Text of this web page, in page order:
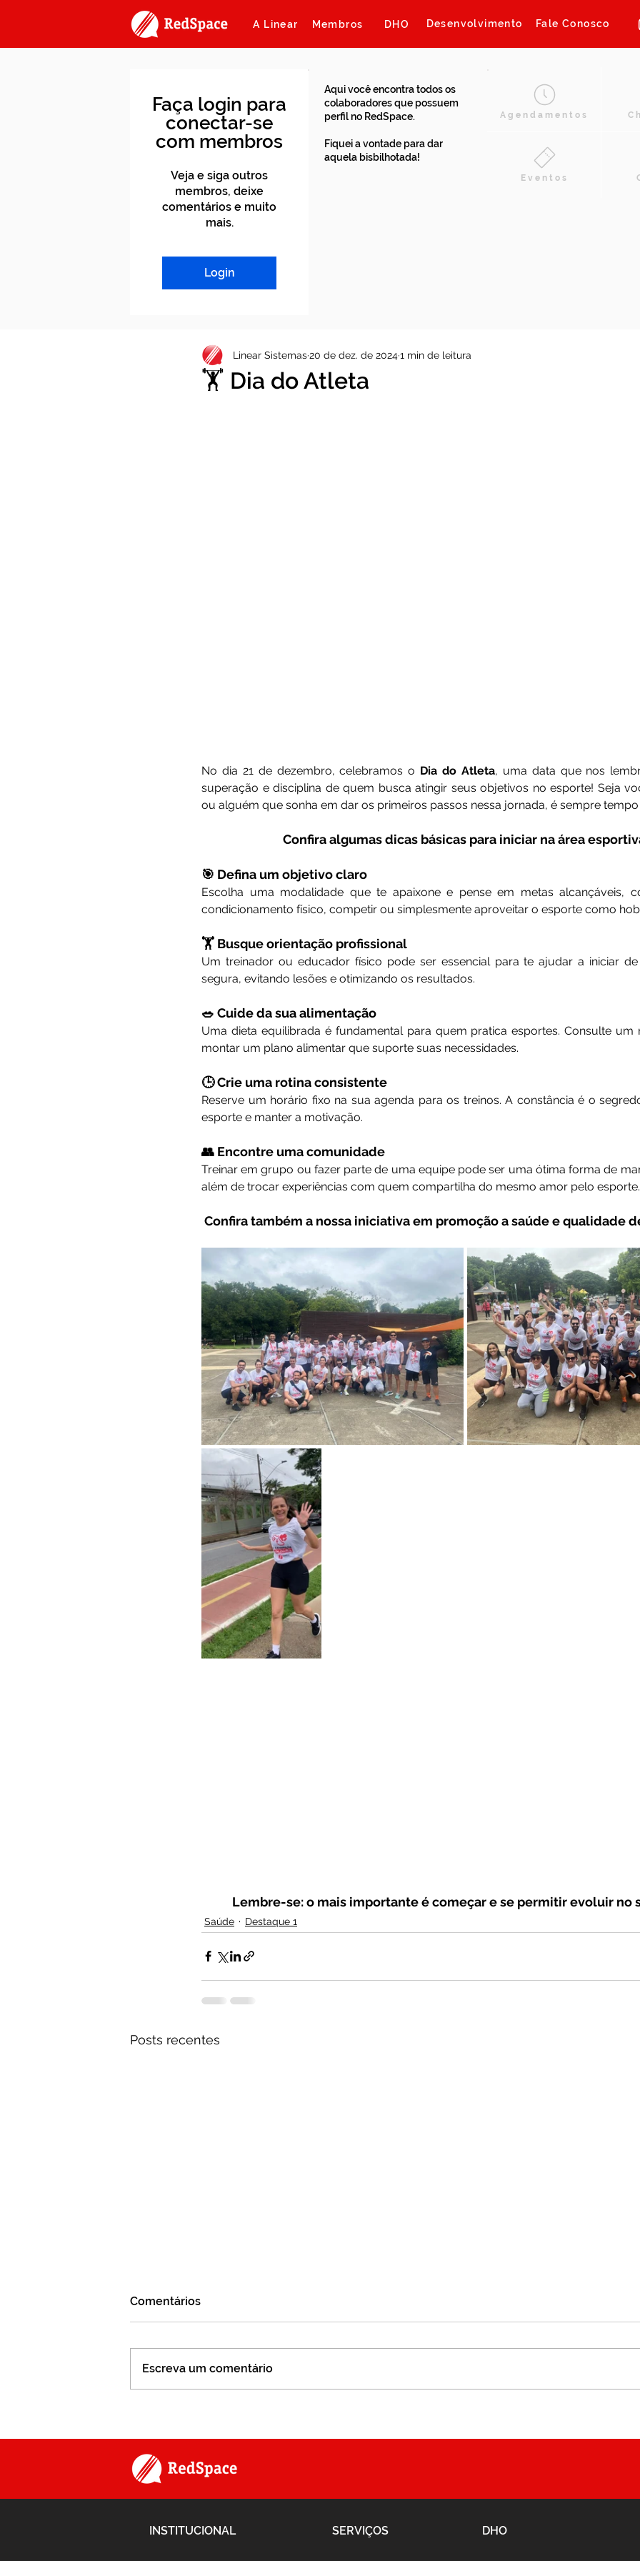
A Linear Membros DHO Desenvolvimento Fale Conosco
Faça login para
conectar-se
com membros
Veja e siga outros
membros, deixe
comentários e muito
mais.
Login
Aqui você encontra todos os
colaboradores que possuem
perfil no RedSpace.
Fiquei a vontade para dar
aquela bisbilhotada!
Agendamentos
Eventos
🏋️ Dia do Atleta
Linear Sistemas20 de dez. de 20241 min de leitura
No dia 21 de dezembro, celebramos o Dia do Atleta, uma data que nos
superação e disciplina de quem busca atingir seus objetivos no esporte! Seja
ou alguém que sonha em dar os primeiros passos nessa jornada, é sempre
Confira algumas dicas básicas para iniciar na área
🎯 Defina um objetivo claro
Escolha uma modalidade que te apaixone e pense em metas alcançáveis,
condicionamento físico, competir ou simplesmente aproveitar o esporte como
🏋️ Busque orientação profissional
Um treinador ou educador físico pode ser essencial para te ajudar a iniciar
segura, evitando lesões e otimizando os resultados.
🥗 Cuide da sua alimentação
Uma dieta equilibrada é fundamental para quem pratica esportes. Consulte um
montar um plano alimentar que suporte suas necessidades.
🕒 Crie uma rotina consistente
Reserve um horário fixo na sua agenda para os treinos. A constância é o
esporte e manter a motivação.
👥 Encontre uma comunidade
Treinar em grupo ou fazer parte de uma equipe pode ser uma ótima forma de
além de trocar experiências com quem compartilha do mesmo amor pelo esporte.
Confira também a nossa iniciativa em promoção a saúde e qualidade
Lembre-se: o mais importante é começar e se permitir evoluir no
Saúde Destaque 1
Posts recentes
Semana da Saúde 😊
Comentários
Escreva um comentário
INSTITUCIONAL SERVIÇOS DHO